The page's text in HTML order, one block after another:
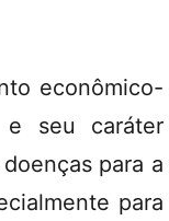
econômico-
e seu caráter
para a
para